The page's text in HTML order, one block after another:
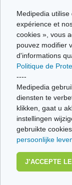
Medipedia
expérience et
cookies », vous
pouvez modifier
d'informations
Politique de
----
Medipedia
diensten te
klikken, gaat u
instellingen
gebruikte
persoonlijke
J’ACCEPTE
© Vivio sa, 2014-2026